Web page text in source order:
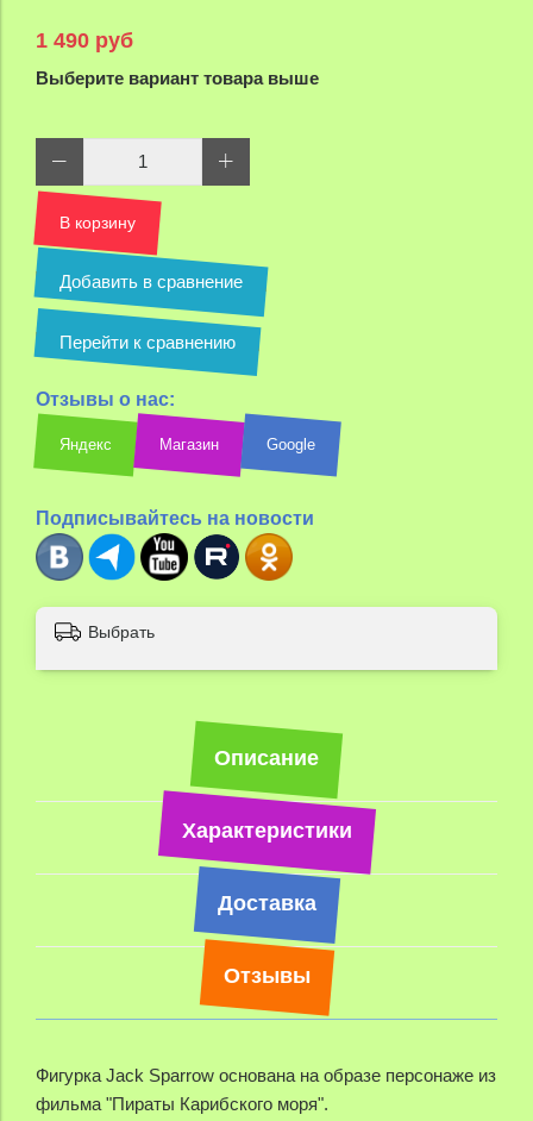
1 490 руб
Выберите вариант товара выше
В корзину
Добавить в сравнение
Перейти к сравнению
Отзывы о нас:
Яндекс Магазин Google
Подписывайтесь на новости
Выбрать
Описание
Характеристики
Доставка
Отзывы
Фигурка Jack Sparrow основана на образе персонаже из
фильма "Пираты Карибского моря".